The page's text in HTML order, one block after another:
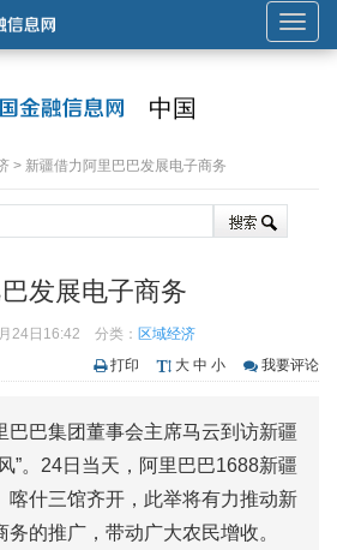
展
开
中国
> 新疆借力阿里巴巴发展电子商务
发展电子商务
24日16:42 分类： 区域经济
打印
大 中 小 我要评论
巴巴集团董事会主席马云到访新疆
”。24日当天，阿里巴巴1688新疆
喀什三馆齐开，此举将有力推动新
的推广，带动广大农民增收。